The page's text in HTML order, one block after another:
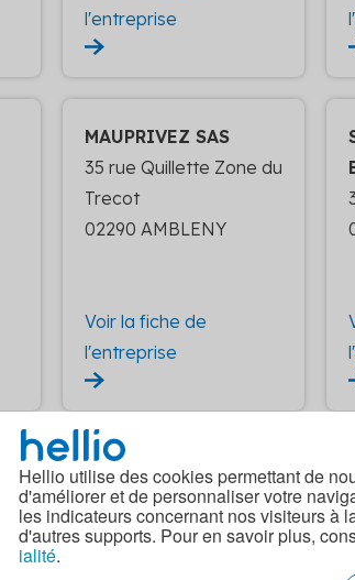
Hellio utilise des cookies permettant de
d'améliorer et de personnaliser votre
les indicateurs concernant nos visiteurs à
d'autres supports. Pour en savoir plus,
ialité.
l'entreprise
MAUPRIVEZ SAS
35 rue Quillette Zone du
Trecot
02290 AMBLENY
Voir la fiche de
l'entreprise
TECHNIC ENERGIE
4 rue Victor Hugo
02300 VIRY